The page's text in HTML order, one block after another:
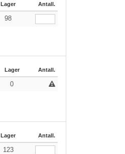
Lager Antall.
98
Lager Antall.
0
Lager Antall.
123